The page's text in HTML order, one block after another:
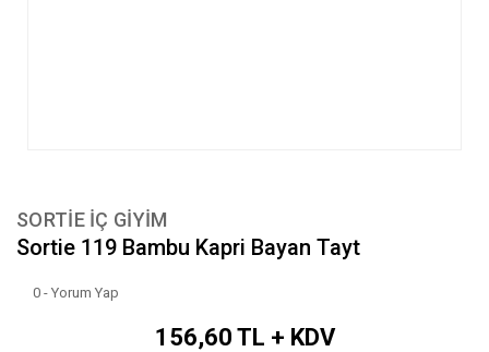
SORTİE İÇ GİYİM
Sortie 119 Bambu Kapri Bayan Tayt
0 - Yorum Yap
156,60 TL + KDV